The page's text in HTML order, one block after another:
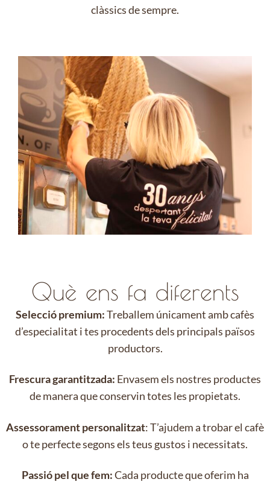
clàssics de sempre.
Què ens fa diferents
Selecció premium:Treballem únicament amb cafès
d’especialitat i tes procedents dels principals països
productors.
Frescura garantitzada: Envasem els nostres productes
de manera que conservin totes les propietats.
Assessorament personalitzat: T’ajudem a trobar el cafè
o te perfecte segons els teus gustos i necessitats.
Passió pel que fem:Cada producte que oferim ha